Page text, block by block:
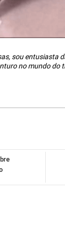
sou entusiasta
no mundo do